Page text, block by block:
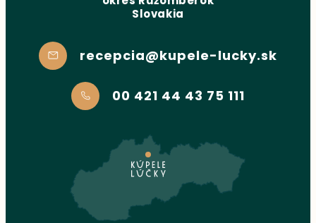
Slovakia
recepcia@kupele-lucky.sk
00 421 44 43 75 111